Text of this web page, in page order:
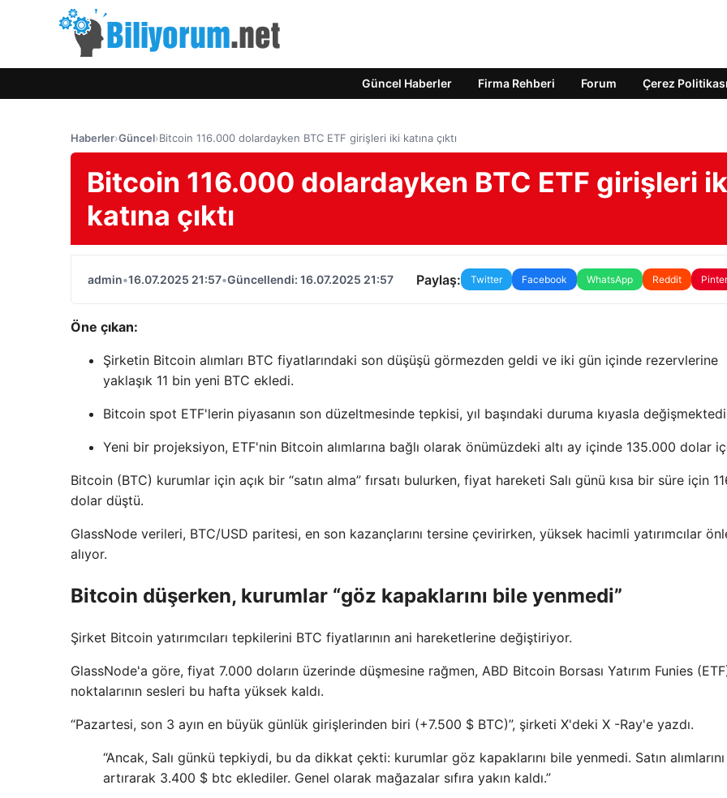
Güncel Haberler Firma Rehberi Forum Çerez Politikası
Haberler›Güncel›Bitcoin 116.000 dolardayken BTC ETF girişleri iki katına çıktı
Bitcoin 116.000 dolardayken BTC ETF girişleri
katına çıktı
admin•16.07.2025 21:57•Güncellendi: 16.07.2025 21:57 Paylaş: Twitter Facebook WhatsApp Reddit
Öne çıkan:
Şirketin Bitcoin alımları BTC fiyatlarındaki son düşüşü görmezden geldi ve iki gün içinde rezervlerine
yaklaşık 11 bin yeni BTC ekledi.
Bitcoin spot ETF'lerin piyasanın son düzeltmesinde tepkisi, yıl başındaki duruma kıyasla
Yeni bir projeksiyon, ETF'nin Bitcoin alımlarına bağlı olarak önümüzdeki altı ay içinde 135.000 dolar
Bitcoin (BTC) kurumlar için açık bir “satın alma” fırsatı bulurken, fiyat hareketi Salı günü kısa bir süre için
dolar düştü.
GlassNode verileri, BTC/USD paritesi, en son kazançlarını tersine çevirirken, yüksek hacimli yatırımcılar
alıyor.
Bitcoin düşerken, kurumlar “göz kapaklarını bile yenmedi”
Şirket Bitcoin yatırımcıları tepkilerini BTC fiyatlarının ani hareketlerine değiştiriyor.
GlassNode'a göre, fiyat 7.000 doların üzerinde düşmesine rağmen, ABD Bitcoin Borsası Yatırım Funies
noktalarının sesleri bu hafta yüksek kaldı.
“Pazartesi, son 3 ayın en büyük günlük girişlerinden biri (+7.500 $ BTC)”, şirketi X'deki X -Ray'e yazdı.
“Ancak, Salı günkü tepkiydi, bu da dikkat çekti: kurumlar göz kapaklarını bile yenmedi. Satın alımlarını
artırarak 3.400 $ btc eklediler. Genel olarak mağazalar sıfıra yakın kaldı.”